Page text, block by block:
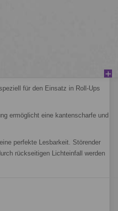
für den Einsatz in Roll-Ups
ermöglicht eine kantenscharfe und
perfekte Lesbarkeit. Störender
rückseitigen Lichteinfall werden